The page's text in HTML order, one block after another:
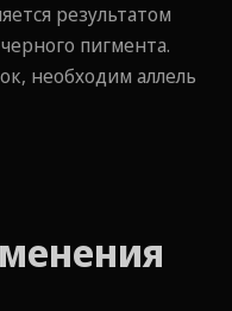
результатом
пигмента.
необходим аллель